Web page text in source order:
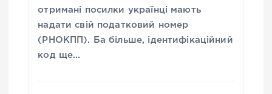
отримані посилки українці мають
надати свій податковий номер
(РНОКПП). Ба більше, ідентифікаційний
код ще…